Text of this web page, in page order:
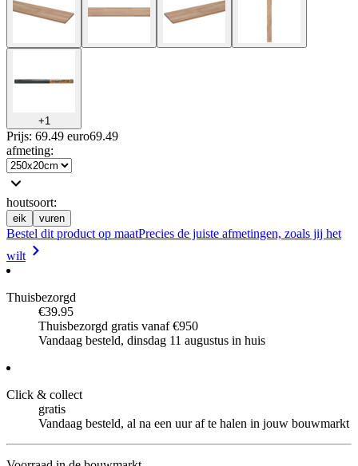
+1
Prijs: 69.49 euro69.49
afmeting:
houtsoort:
eik vuren
Bestel dit product op maatPrecies de juiste afmetingen, zoals jij het
wilt
Thuisbezorgd
€39.95
Thuisbezorgd gratis vanaf €950
Vandaag besteld, dinsdag 11 augustus in huis
Click & collect
gratis
Vandaag besteld, al na een uur af te halen in jouw bouwmarkt